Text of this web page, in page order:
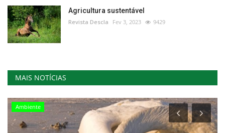
Agricultura sustentável
Revista Descla Fev 3, 2023 9429
MAIS NOTÍCIAS
Ambiente